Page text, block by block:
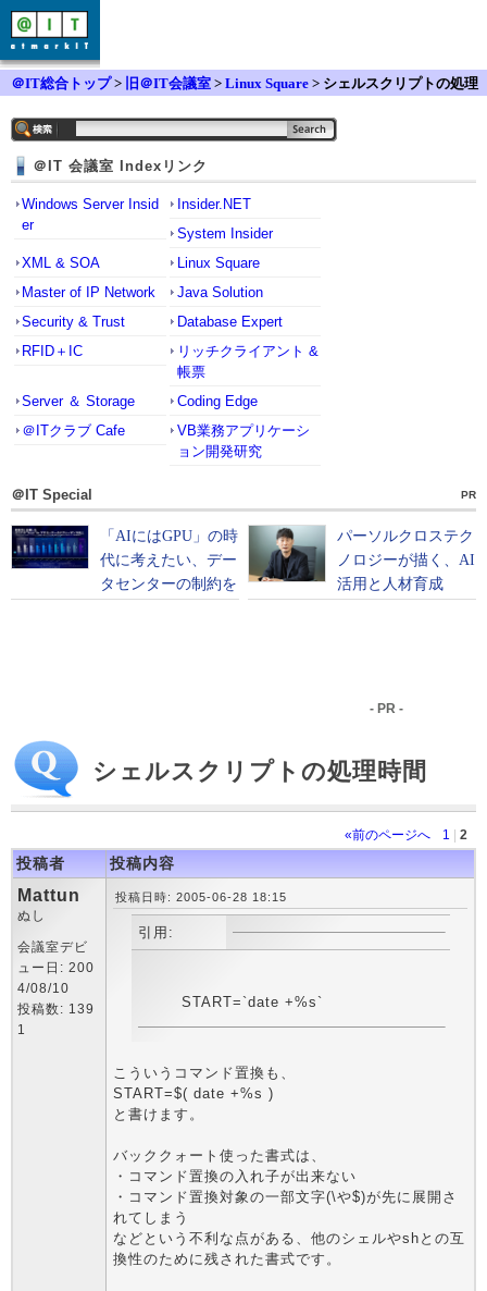
＠IT総合トップ> 旧＠IT会議室 > Linux Square > シェルスクリプトの処理
＠IT 会議室 Indexリンク
Windows Server Insid
er
Insider.NET
System Insider
XML & SOA
Linux Square
Master of IP Network
Java Solution
Security & Trust
Database Expert
RFID＋IC
リッチクライアント &
帳票
Server ＆ Storage
Coding Edge
＠ITクラブ Cafe
VB業務アプリケーシ
ョン開発研究
＠IT Special PR
- PR -
シェルスクリプトの処理時間
«前のページへ 1 2
投稿者 投稿内容
Mattun
ぬし
会議室デビ
ュー日: 200
4/08/10
投稿数: 139
1
投稿日時: 2005-06-28 18:15
引用:
START=`date +%s`
こういうコマンド置換も、
START=$( date +%s )
と書けます。
バッククォート使った書式は、
・コマンド置換の入れ子が出来ない
・コマンド置換対象の一部文字(\や$)が先に展開さ
れてしまう
などという不利な点がある、他のシェルやshとの互
換性のために残された書式です。